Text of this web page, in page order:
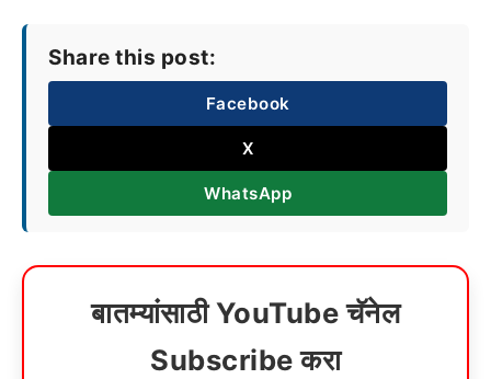
Share this post:
Facebook
X
WhatsApp
बातम्यांसाठी YouTube चॅनेल
Subscribe करा